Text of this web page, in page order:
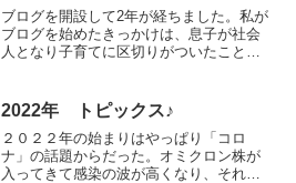
ブログを開設して2年が経ちました。私が
ブログを始めたきっかけは、息子が社会
人となり子育てに区切りがついたことで
った息子を社会に送り出すことが人生の
目標となりました。それ...
2022年 トピックス♪
２０２２年の始まりはやっぱり「コロ
ナ」の話題からだった。オミクロン株が
入ってきて感染の波が高くなり、それは